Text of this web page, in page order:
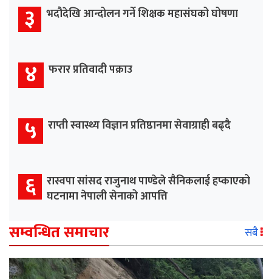
३ भदौदेखि आन्दोलन गर्ने शिक्षक महासंघको घोषणा
४ फरार प्रतिवादी पक्राउ
५ राप्ती स्वास्थ्य विज्ञान प्रतिष्ठानमा सेवाग्राही बढ्दै
६ रास्वपा सांसद राजुनाथ पाण्डेले सैनिकलाई हप्काएको
घटनामा नेपाली सेनाको आपत्ति
सम्वन्धित समाचार सबै